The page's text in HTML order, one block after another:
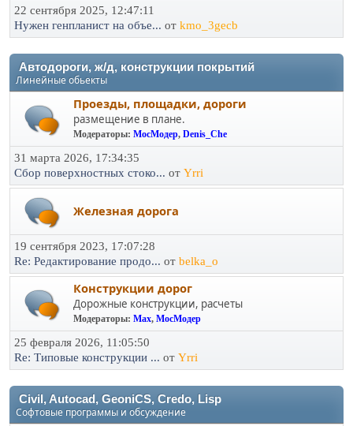
22 сентября 2025, 12:47:11
Нужен генпланист на объе... от kmo_3gecb
Автодороги, ж/д, конструкции покрытий
Линейные обьекты
Проезды, площадки, дороги
размещение в плане.
Модераторы: МосМодер, Denis_Che
31 марта 2026, 17:34:35
Сбор поверхностных стоко... от Yrri
Железная дорога
19 сентября 2023, 17:07:28
Re: Редактирование продо... от belka_o
Конструкции дорог
Дорожные конструкции, расчеты
Модераторы: Max, МосМодер
25 февраля 2026, 11:05:50
Re: Типовые конструкции ... от Yrri
Civil, Autocad, GeoniCS, Credo, Lisp
Софтовые программы и обсуждение